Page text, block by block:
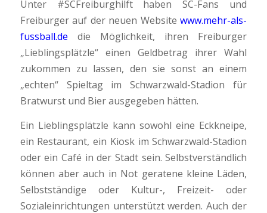
Unter #SCFreiburghilft haben SC-Fans und
Freiburger auf der neuen Websitewww.mehr-als-
fussball.de die Möglichkeit, ihren Freiburger
„Lieblingsplätzle“ einen Geldbetrag ihrer Wahl
zukommen zu lassen, den sie sonst an einem
„echten“ Spieltag im Schwarzwald-Stadion für
Bratwurst und Bier ausgegeben hätten.
Ein Lieblingsplätzle kann sowohl eine Eckkneipe,
ein Restaurant, ein Kiosk im Schwarzwald-Stadion
oder ein Café in der Stadt sein. Selbstverständlich
können aber auch in Not geratene kleine Läden,
Selbstständige oder Kultur-, Freizeit- oder
Sozialeinrichtungen unterstützt werden. Auch der